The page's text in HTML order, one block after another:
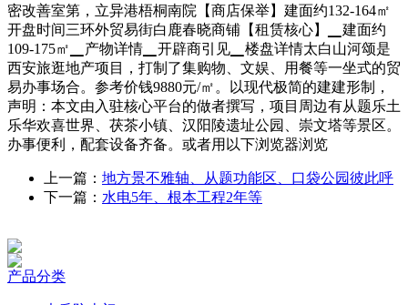
密改善室第，立异港梧桐南院【商店保举】建面约132-164㎡
开盘时间三环外贸易街白鹿春晓商铺【租赁核心】▁建面约
109-175㎡▁产物详情▁开辟商引见▁楼盘详情太白山河颂是
西安旅逛地产项目，打制了集购物、文娱、用餐等一坐式的贸
易办事场合。参考价钱9880元/㎡。以现代极简的建建形制，
声明：本文由入驻核心平台的做者撰写，项目周边有从题乐土
乐华欢喜世界、茯茶小镇、汉阳陵遗址公园、崇文塔等景区。
办事便利，配套设备齐备。或者用以下浏览器浏览
上一篇： 地方景不雅轴、从题功能区、口袋公园彼此呼
下一篇： 水电5年、根本工程2年等
产品分类